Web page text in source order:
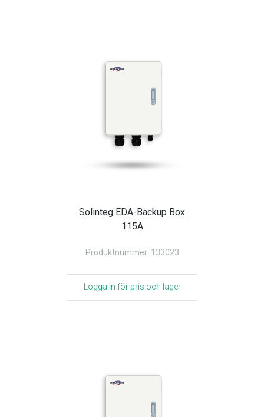
Solinteg EDA-Backup Box
115A
Produktnummer: 133023
Logga in för pris och lager